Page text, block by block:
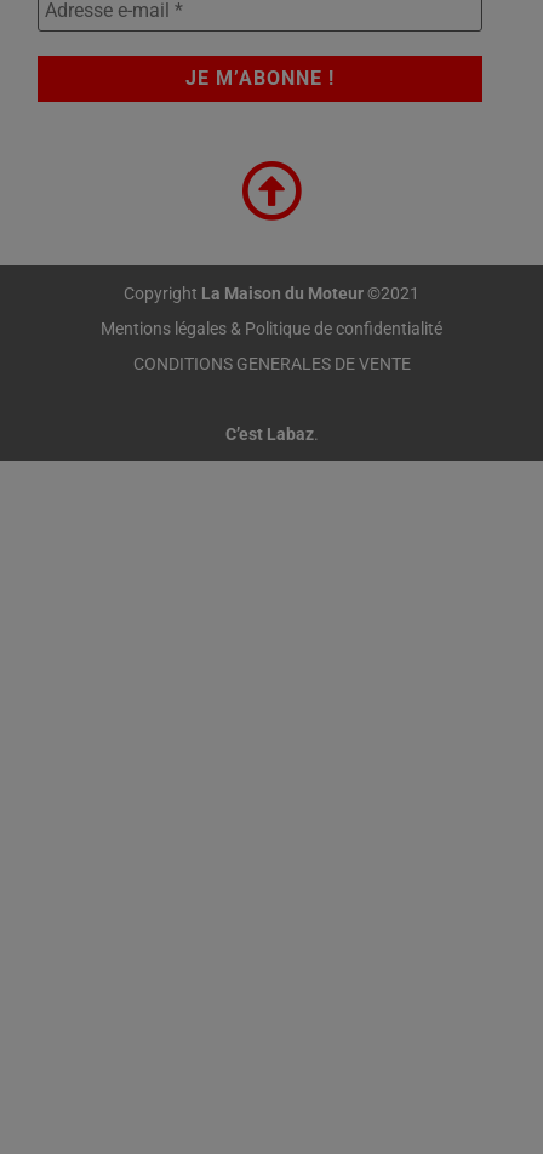
Copyright La Maison du Moteur©2021
Mentions légales & Politique de confidentialité
CONDITIONS GENERALES DE VENTE
C’est Labaz.